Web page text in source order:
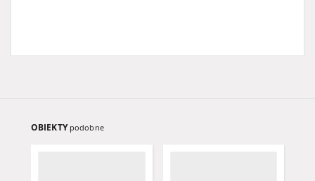
OBIEKTY podobne